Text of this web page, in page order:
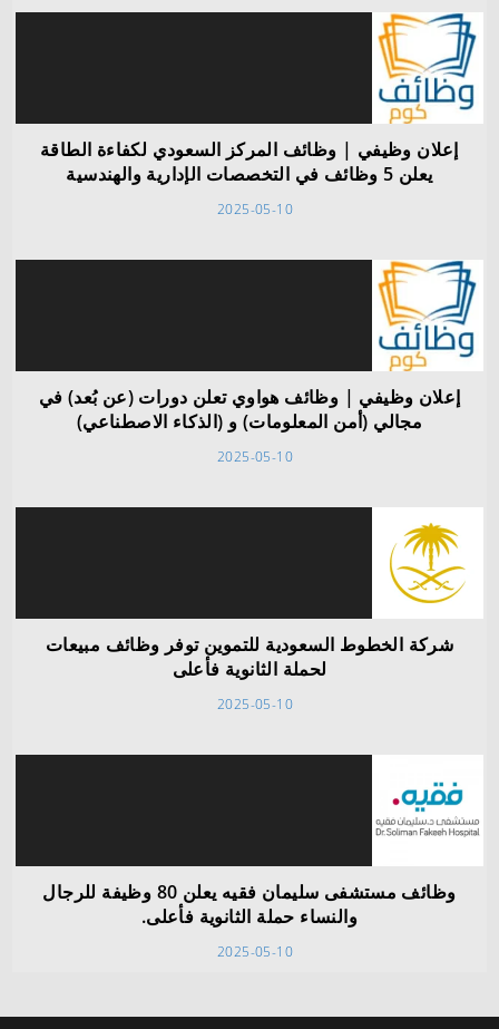
إعلان وظيفي | وظائف المركز السعودي لكفاءة الطاقة
يعلن 5 وظائف في التخصصات الإدارية والهندسية
2025-05-10
إعلان وظيفي | وظائف هواوي تعلن دورات (عن بُعد) في
مجالي (أمن المعلومات) و (الذكاء الاصطناعي)
2025-05-10
شركة الخطوط السعودية للتموين توفر وظائف مبيعات
لحملة الثانوية فأعلى
2025-05-10
وظائف مستشفى سليمان فقيه يعلن 80 وظيفة للرجال
والنساء حملة الثانوية فأعلى.
2025-05-10